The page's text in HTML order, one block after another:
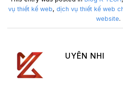
vụ thiết kế web, dịch vụ thiết kế web
website.
UYÊN NHI